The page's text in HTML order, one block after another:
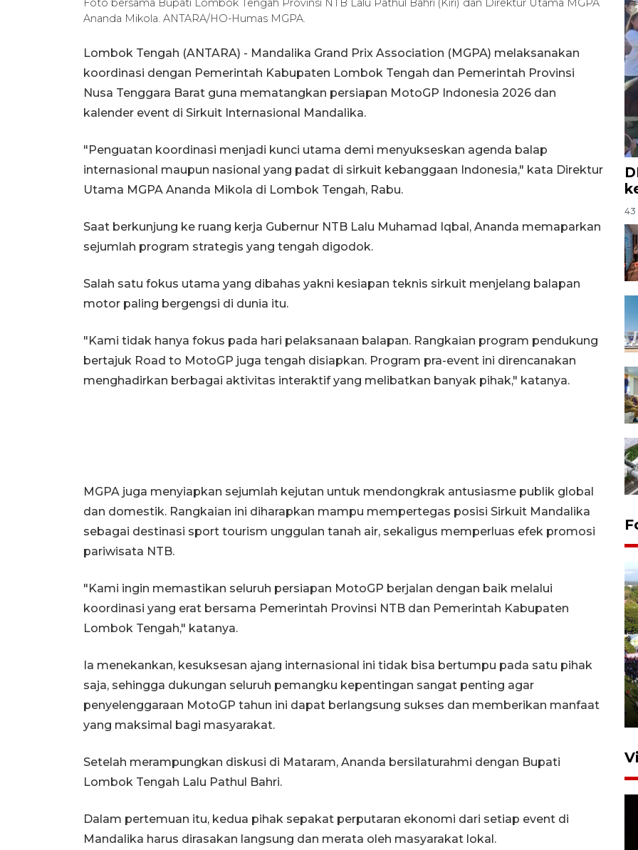
Foto bersama Bupati Lombok Tengah Provinsi NTB Lalu Pathul Bahri (Kiri) dan Direktur Utama MGPA
Ananda Mikola. ANTARA/HO-Humas MGPA.
Lombok Tengah (ANTARA) - Mandalika Grand Prix Association (MGPA) melaksanakan
koordinasi dengan Pemerintah Kabupaten Lombok Tengah dan Pemerintah Provinsi
Nusa Tenggara Barat guna mematangkan persiapan MotoGP Indonesia 2026 dan
kalender event di Sirkuit Internasional Mandalika.
"Penguatan koordinasi menjadi kunci utama demi menyukseskan agenda balap
internasional maupun nasional yang padat di sirkuit kebanggaan Indonesia," kata Direktur
Utama MGPA Ananda Mikola di Lombok Tengah, Rabu.
Saat berkunjung ke ruang kerja Gubernur NTB Lalu Muhamad Iqbal, Ananda memaparkan
sejumlah program strategis yang tengah digodok.
Salah satu fokus utama yang dibahas yakni kesiapan teknis sirkuit menjelang balapan
motor paling bergengsi di dunia itu.
"Kami tidak hanya fokus pada hari pelaksanaan balapan. Rangkaian program pendukung
bertajuk Road to MotoGP juga tengah disiapkan. Program pra-event ini direncanakan
menghadirkan berbagai aktivitas interaktif yang melibatkan banyak pihak," katanya.
MGPA juga menyiapkan sejumlah kejutan untuk mendongkrak antusiasme publik global
dan domestik. Rangkaian ini diharapkan mampu mempertegas posisi Sirkuit Mandalika
sebagai destinasi sport tourism unggulan tanah air, sekaligus memperluas efek promosi
pariwisata NTB.
"Kami ingin memastikan seluruh persiapan MotoGP berjalan dengan baik melalui
koordinasi yang erat bersama Pemerintah Provinsi NTB dan Pemerintah Kabupaten
Lombok Tengah," katanya.
Ia menekankan, kesuksesan ajang internasional ini tidak bisa bertumpu pada satu pihak
saja, sehingga dukungan seluruh pemangku kepentingan sangat penting agar
penyelenggaraan MotoGP tahun ini dapat berlangsung sukses dan memberikan manfaat
yang maksimal bagi masyarakat.
Setelah merampungkan diskusi di Mataram, Ananda bersilaturahmi dengan Bupati
Lombok Tengah Lalu Pathul Bahri.
Dalam pertemuan itu, kedua pihak sepakat perputaran ekonomi dari setiap event di
Mandalika harus dirasakan langsung dan merata oleh masyarakat lokal.
43
UPACARA HUT KE-78
REPUBLIK INDONESIA DI
GORONTALO
17 Agustus 2023 15:58